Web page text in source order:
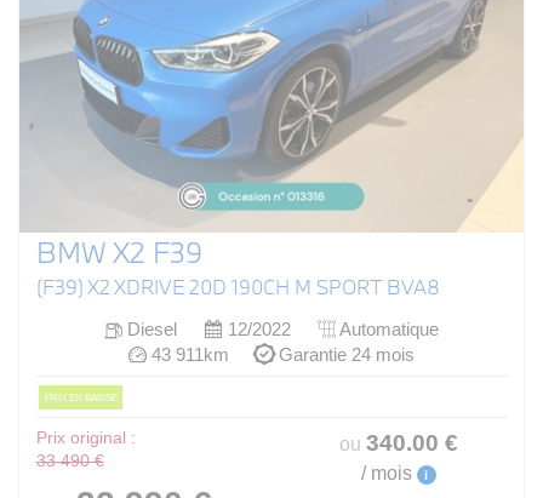
BMW X2 F39
(F39) X2 XDRIVE 20D 190CH M SPORT BVA8
Diesel 12/2022
Automatique
43 911km
Garantie 24 mois
PRIX EN BAISSE
Prix original :
33 490 €
ou 340.00 €
/ mois i